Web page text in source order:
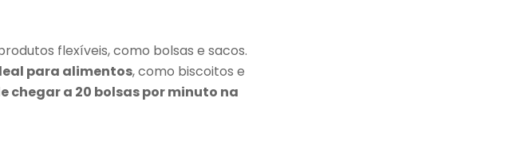
flexíveis, como bolsas e sacos.
para alimentos, como biscoitos e
chegar a 20 bolsas por minuto na